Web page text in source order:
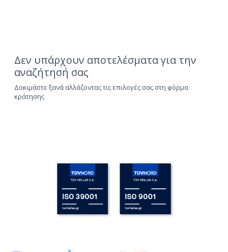
Δεν υπάρχουν αποτελέσματα για την
αναζήτησή σας
Δοκιμάστε ξανά αλλάζοντας τις επιλογές σας στη φόρμα
κράτησης